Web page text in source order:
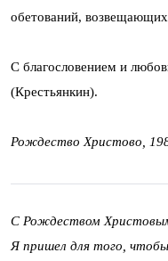
обетований,
С благословением и
(Крестьянкин).
Рождество Христово,
С Рождеством
Я пришел для того,